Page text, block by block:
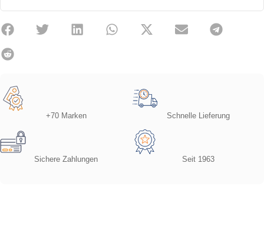
+70 Marken Schnelle Lieferung
Sichere Zahlungen Seit 1963